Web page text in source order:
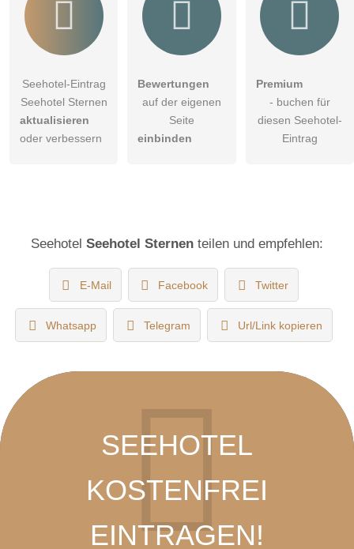
Seehotel-Eintrag
Seehotel Sternen
aktualisieren
oder verbessern
Bewertungen
auf der eigenen
Seite
einbinden
Premium
- buchen für
diesen Seehotel-
Eintrag
Seehotel Seehotel Sternen teilen und empfehlen:
E-Mail Facebook Twitter
Whatsapp Telegram Url/Link kopieren
SEEHOTEL
KOSTENFREI
EINTRAGEN!